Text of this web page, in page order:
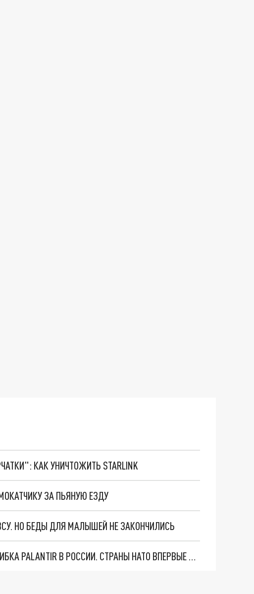
КАК УНИЧТОЖИТЬ STARLINK
ЗА ПЬЯНУЮ ЕЗДУ
НО БЕДЫ ДЛЯ МАЛЫШЕЙ НЕ ЗАКОНЧИЛИСЬ
"ОЧЕНЬ ПЛОХИЕ НОВОСТИ": БОЛЬШАЯ ОШИБКА PALANTIR В РОССИИ. СТРАНЫ НАТО ВПЕРВЫЕ ЗА СВО ОСТАНОВИЛИ ПОСТАВКИ ОРУЖИЯ. ВСУ ТЕРЯЮТ ПРИГРАНИЧЬЕ?